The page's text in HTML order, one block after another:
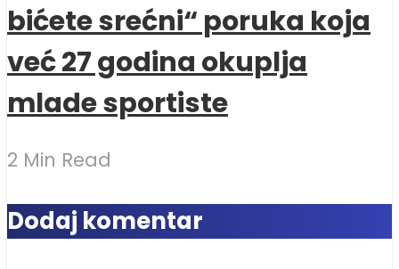
bićete srećni“ poruka koja
već 27 godina okuplja
mlade sportiste
2 Min Read
Dodaj komentar